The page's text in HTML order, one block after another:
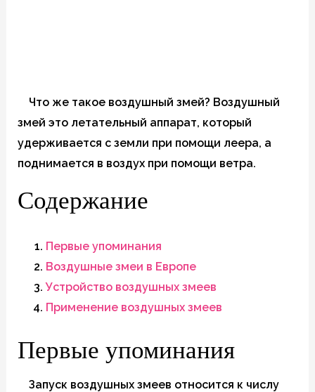
Что же такое воздушный змей? Воздушный
змей это летательный аппарат, который
удерживается с земли при помощи леера, а
поднимается в воздух при помощи ветра.
Содержание
Первые упоминания
Воздушные змеи в Европе
Устройство воздушных змеев
Применение воздушных змеев
Первые упоминания
Запуск воздушных змеев относится к числу